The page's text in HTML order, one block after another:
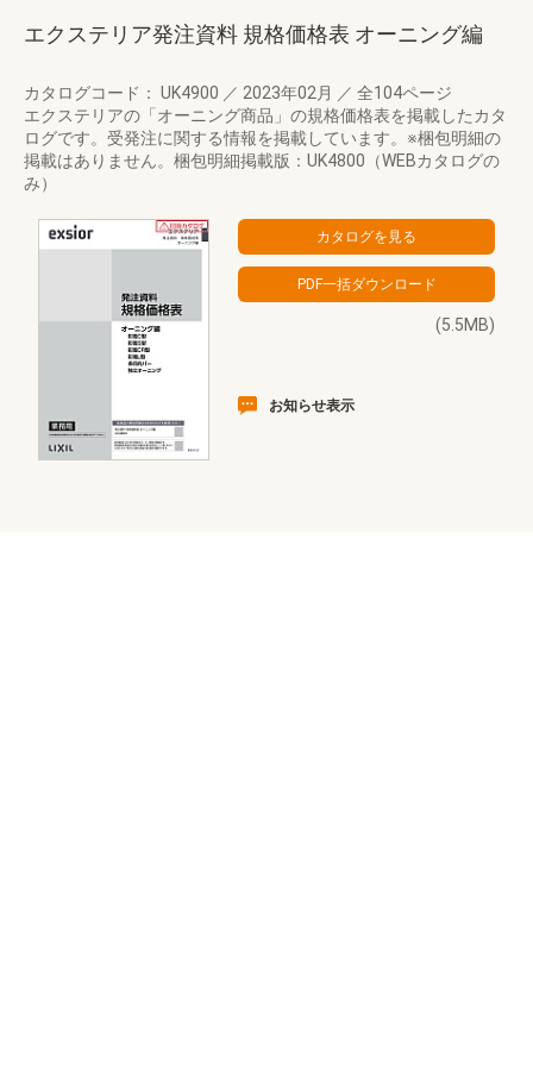
エクステリア発注資料 規格価格表 オーニング編
カタログコード： UK4900 ／ 2023年02月 ／ 全104ページ
エクステリアの「オーニング商品」の規格価格表を掲載したカタ
ログです。受発注に関する情報を掲載しています。※梱包明細の
掲載はありません。梱包明細掲載版：UK4800（WEBカタログの
み）
(5.5MB)
お知らせ表示